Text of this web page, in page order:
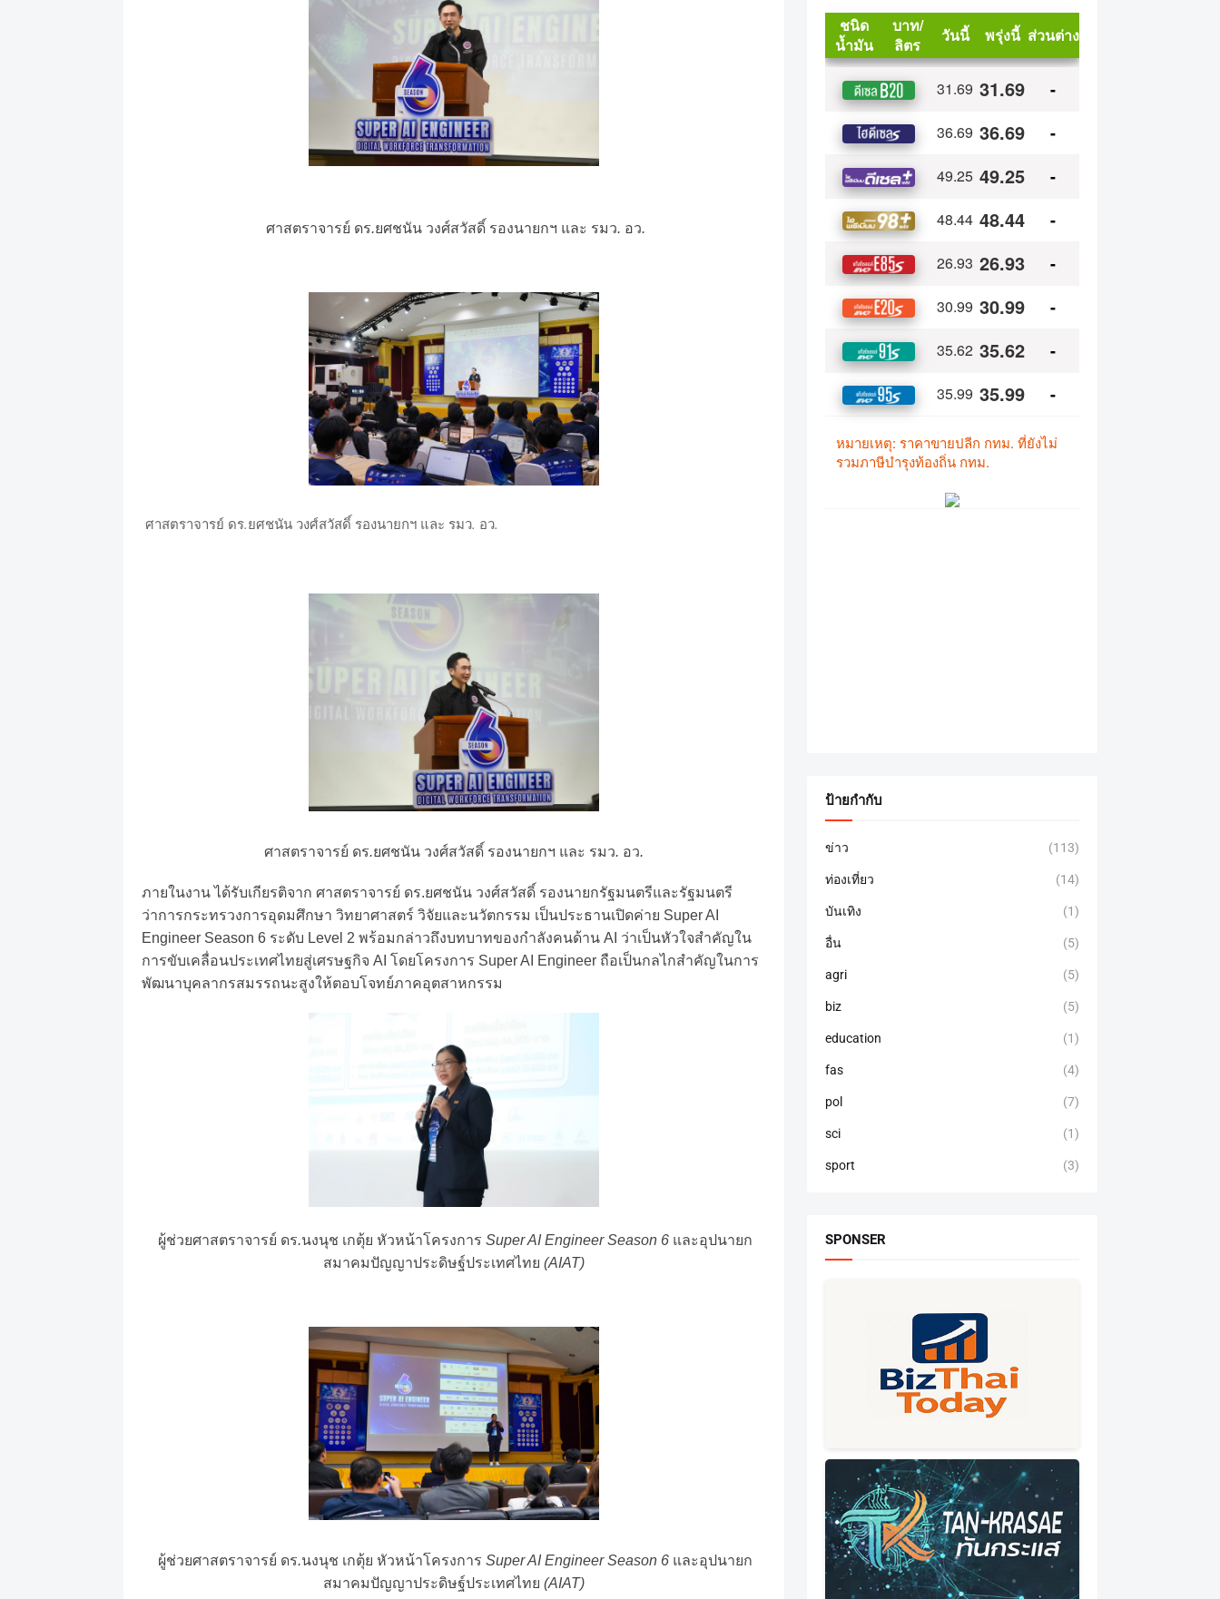
ศาสตราจารย์ ดร.ยศชนัน วงศ์สวัสดิ์ รองนายกฯ และ รมว. อว.
ศาสตราจารย์ ดร.ยศชนัน วงศ์สวัสดิ์ รองนายกฯ และ รมว. อว.
ศาสตราจารย์ ดร.ยศชนัน วงศ์สวัสดิ์ รองนายกฯ และ รมว. อว.
ภายในงาน ได้รับเกียรติจาก ศาสตราจารย์ ดร.ยศชนัน วงศ์สวัสดิ์ รองนายกรัฐมนตรีและรัฐมนตรี
ว่าการกระทรวงการอุดมศึกษา วิทยาศาสตร์ วิจัยและนวัตกรรม เป็นประธานเปิดค่าย Super AI
Engineer Season 6 ระดับ Level 2 พร้อมกล่าวถึงบทบาทของกำลังคนด้านAI ว่าเป็นหัวใจสำคัญใน
การขับเคลื่อนประเทศไทยสู่เศรษฐกิจ AI โดยโครงการ Super AI Engineer ถือเป็นกลไกสำคัญในการ
พัฒนาบุคลากรสมรรถนะสูงให้ตอบโจทย์ภาคอุตสาหกรรม
ผู้ช่วยศาสตราจารย์ ดร.นงนุช เกตุ้ย หัวหน้าโครงการ Super AI Engineer Season 6 และอุปนายก
สมาคมปัญญาประดิษฐ์ประเทศไทย (AIAT)
ผู้ช่วยศาสตราจารย์ ดร.นงนุช เกตุ้ย หัวหน้าโครงการ Super AI Engineer Season 6 และอุปนายก
สมาคมปัญญาประดิษฐ์ประเทศไทย (AIAT)
ป้ายกำกับ
ข่าว (113)
ท่องเที่ยว (14)
บันเทิง (1)
อื่น (5)
agri (5)
biz (5)
education (1)
fas (4)
pol (7)
sci (1)
sport (3)
SPONSER